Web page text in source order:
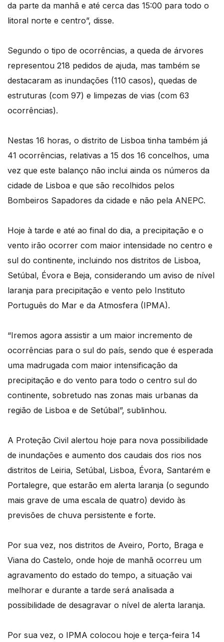
da parte da manhã e até cerca das 15:00 para todo o
litoral norte e centro”, disse.
Segundo o tipo de ocorrências, a queda de árvores
representou 218 pedidos de ajuda, mas também se
destacaram as inundações (110 casos), quedas de
estruturas (com 97) e limpezas de vias (com 63
ocorrências).
Nestas 16 horas, o distrito de Lisboa tinha também já
41 ocorrências, relativas a 15 dos 16 concelhos, uma
vez que este balanço não inclui ainda os números da
cidade de Lisboa e que são recolhidos pelos
Bombeiros Sapadores da cidade e não pela ANEPC.
Hoje à tarde e até ao final do dia, a precipitação e o
vento irão ocorrer com maior intensidade no centro e
sul do continente, incluindo nos distritos de Lisboa,
Setúbal, Évora e Beja, considerando um aviso de nível
laranja para precipitação e vento pelo Instituto
Português do Mar e da Atmosfera (IPMA).
“Iremos agora assistir a um maior incremento de
ocorrências para o sul do país, sendo que é esperada
uma madrugada com maior intensificação da
precipitação e do vento para todo o centro sul do
continente, sobretudo nas zonas mais urbanas da
região de Lisboa e de Setúbal”, sublinhou.
A Proteção Civil alertou hoje para nova possibilidade
de inundações e aumento dos caudais dos rios nos
distritos de Leiria, Setúbal, Lisboa, Évora, Santarém e
Portalegre, que estarão em alerta laranja (o segundo
mais grave de uma escala de quatro) devido às
previsões de chuva persistente e forte.
Por sua vez, nos distritos de Aveiro, Porto, Braga e
Viana do Castelo, onde hoje de manhã ocorreu um
agravamento do estado do tempo, a situação vai
melhorar e durante a tarde será analisada a
possibilidade de desagravar o nível de alerta laranja.
Por sua vez, o IPMA colocou hoje e terça-feira 14